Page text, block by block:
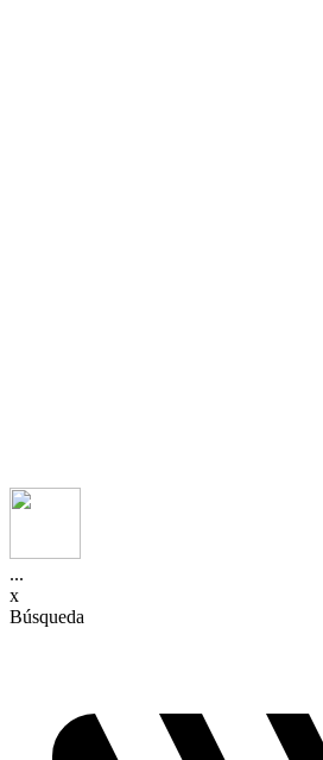
...
x
Búsqueda